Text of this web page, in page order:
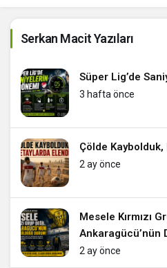
Serkan Macit Yazıları
Süper Lig’de
3 hafta önce
Çölde
2 ay önce
Mesele Kırmızı
Ankaragücü’nün
2 ay önce